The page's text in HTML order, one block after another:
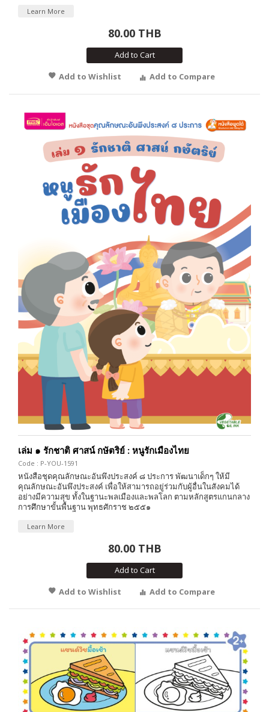
Learn More
80.00 THB
Add to Cart
Add to Wishlist
Add to Compare
เล่ม ๑ รักชาติ ศาสน์ กษัตริย์ : หนูรักเมืองไทย
Code : P-YOU-1591
หนังสือชุดคุณลักษณะอันพึงประสงค์ ๘ ประการ พัฒนาเด็กๆ ให้มี
คุณลักษณะอันพึงประสงค์ เพื่อให้สามารถอยู่ร่วมกับผู้อื่นในสังคมได้
อย่างมีความสุข ทั้งในฐานะพลเมืองและพลโลก ตามหลักสูตรแกนกลาง
การศึกษาขั้นพื้นฐาน พุทธศักราช ๒๕๕๑
Learn More
80.00 THB
Add to Cart
Add to Wishlist
Add to Compare